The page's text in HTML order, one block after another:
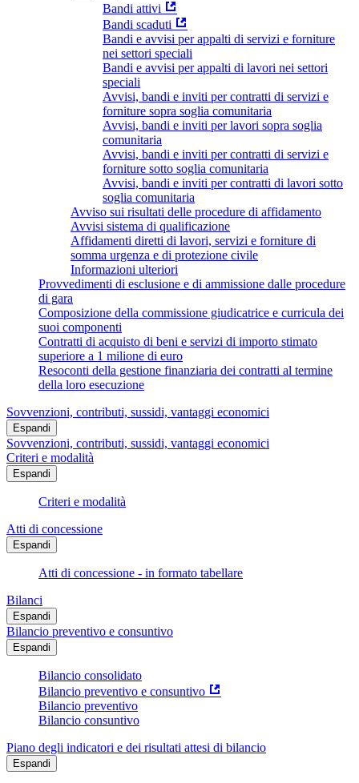
Bandi attivi
Bandi scaduti
Bandi e avvisi per appalti di servizi e forniture
nei settori speciali
Bandi e avvisi per appalti di lavori nei settori
speciali
Avvisi, bandi e inviti per contratti di servizi e
forniture sopra soglia comunitaria
Avvisi, bandi e inviti per lavori sopra soglia
comunitaria
Avvisi, bandi e inviti per contratti di servizi e
forniture sotto soglia comunitaria
Avvisi, bandi e inviti per contratti di lavori sotto
soglia comunitaria
Avviso sui risultati delle procedure di affidamento
Avvisi sistema di qualificazione
Affidamenti diretti di lavori, servizi e forniture di
somma urgenza e di protezione civile
Informazioni ulteriori
Provvedimenti di esclusione e di ammissione dalle procedure
di gara
Composizione della commissione giudicatrice e curricula dei
suoi componenti
Contratti di acquisto di beni e servizi di importo stimato
superiore a 1 milione di euro
Resoconti della gestione finanziaria dei contratti al termine
della loro esecuzione
Sovvenzioni, contributi, sussidi, vantaggi economici
Espandi
Sovvenzioni, contributi, sussidi, vantaggi economici
Criteri e modalità
Espandi
Criteri e modalità
Atti di concessione
Espandi
Atti di concessione - in formato tabellare
Bilanci
Espandi
Bilancio preventivo e consuntivo
Espandi
Bilancio consolidato
Bilancio preventivo e consuntivo
Bilancio preventivo
Bilancio consuntivo
Piano degli indicatori e dei risultati attesi di bilancio
Espandi